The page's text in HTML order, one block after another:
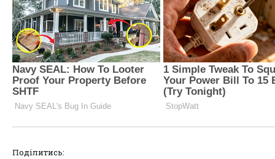
Поділитись: